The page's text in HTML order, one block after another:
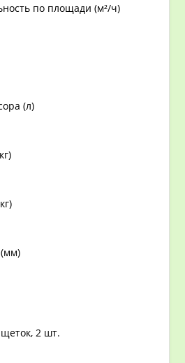
по площади (м²/ч)
(л)
2 шт.